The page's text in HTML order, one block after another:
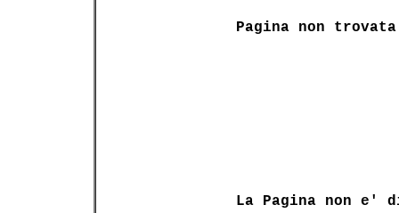
Pagina non trovata
La Pagina non e'